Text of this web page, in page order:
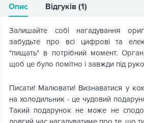
Опис Відгуків (1)
Залишайте собі нагадування
забудьте про всі цифрові та
"пищать" в потрібний момент.
щоб це було помітно і завжди під
Писати! Малювати! Визнаватися у
на холодильник - це чудовий
Такий подарунок не може не